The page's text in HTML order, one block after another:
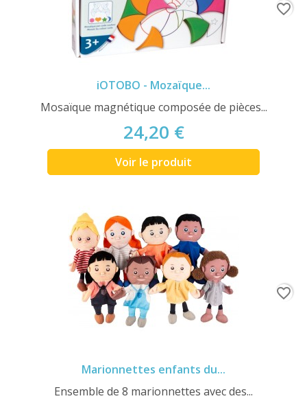
iOTOBO - Mozaïque...
Mosaïque magnétique composée de pièces...
24,20 €
Voir le produit
favorite_border
Marionnettes enfants du...
Ensemble de 8 marionnettes avec des...
favorite_border